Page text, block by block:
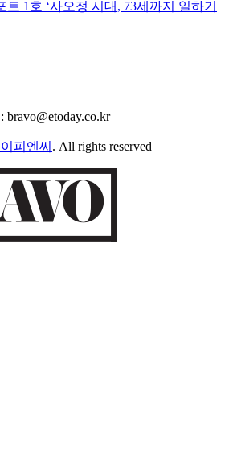
트 1호 ‘사오정 시대, 73세까지 일하기
피엔씨 . All rights reserved